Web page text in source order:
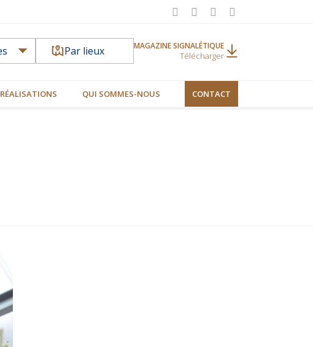
Par lieux MAGAZINE SIGNALÉTIQUE
Télécharger
RÉALISATIONS QUI SOMMES-NOUS CONTACT